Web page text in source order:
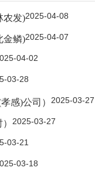
农发)2025-04-08
金鳞)2025-04-07
04-02
03-28
感)公司） 2025-03-27
2025-03-27
03-21
03-18